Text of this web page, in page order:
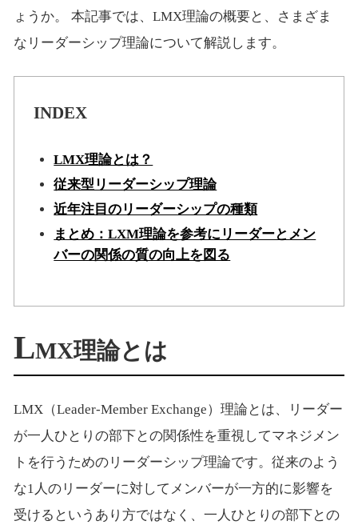
ょうか。 本記事では、LMX理論の概要と、さまざま
なリーダーシップ理論について解説します。
INDEX
LMX理論とは？
従来型リーダーシップ理論
近年注目のリーダーシップの種類
まとめ：LXM理論を参考にリーダーとメン
バーの関係の質の向上を図る
LMX理論とは
LMX（Leader-Member Exchange）理論とは、リーダー
が一人ひとりの部下との関係性を重視してマネジメン
トを行うためのリーダーシップ理論です。従来のよう
な1人のリーダーに対してメンバーが一方的に影響を
受けるというあり方ではなく、一人ひとりの部下との